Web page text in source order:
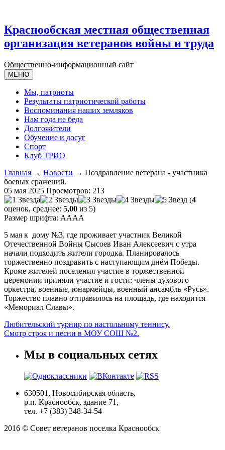
Краснообская местная общественная
организация ветеранов войны и труда
Общественно-информационный сайт
МЕНЮ
Мы, патриоты
Результаты патриотической работы
Воспоминания наших земляков
Нам года не беда
Долгожители
Обучение и досуг
Спорт
Клуб ТРИО
Главная → Новости → Поздравление ветерана - участника
боевых сражений.
05 мая 2025 Просмотров: 213
(4
оценок, среднее: 5,00 из 5)
Размер шрифта: AAAA
5 мая к дому №3, где проживает участник Великой
Отечественной Войны Сысоев Иван Алексеевич с утра
начали подходить жители городка. Планировалось
торжественно поздравить с наступающим днём Победы.
Кроме жителей поселения участие в торжественной
церемонии приняли участие и гости: члены духового
оркестра, военные, юнармейцы, военный ансамбль «Русь».
Торжество плавно отправилось на площадь, где находится
«Мемориал Славы».
Любительский турнир по настольному теннису.
Смотр строя и песни в МОУ СОШ №2.
Мы в социальных сетях
630501, Новосибирская область,
р.п. Краснообск, здание 71,
тел. +7 (383) 348-34-54
2016 © Совет ветеранов поселка Краснообск